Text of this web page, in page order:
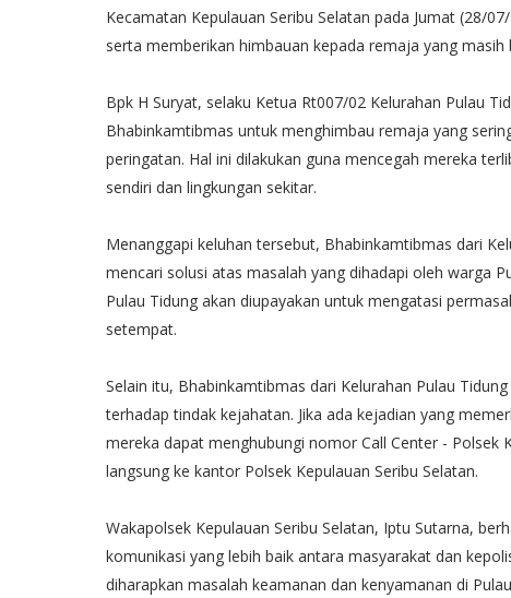
Kecamatan Kepulauan Seribu Selatan pada Jumat (28/
serta memberikan himbauan kepada remaja yang
Bpk H Suryat, selaku Ketua Rt007/02 Kelurahan Pulau
Bhabinkamtibmas untuk menghimbau remaja yang
peringatan. Hal ini dilakukan guna mencegah mereka
sendiri dan lingkungan sekitar.
Menanggapi keluhan tersebut, Bhabinkamtibmas dari
mencari solusi atas masalah yang dihadapi oleh warga
Pulau Tidung akan diupayakan untuk mengatasi
setempat.
Selain itu, Bhabinkamtibmas dari Kelurahan Pulau
terhadap tindak kejahatan. Jika ada kejadian yang
mereka dapat menghubungi nomor Call Center - Polsek
langsung ke kantor Polsek Kepulauan Seribu Selatan.
Wakapolsek Kepulauan Seribu Selatan, Iptu Sutarna,
komunikasi yang lebih baik antara masyarakat dan
diharapkan masalah keamanan dan kenyamanan di